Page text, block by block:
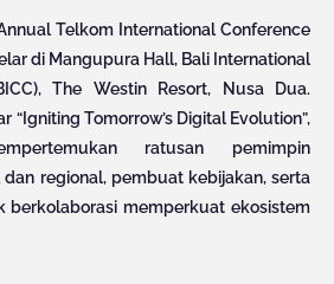
Telkom International Conference
di Mangupura Hall, Bali International
The Westin Resort, Nusa Dua.
“Igniting Tomorrow’s Digital Evolution”,
ratusan pemimpin
regional, pembuat kebijakan, serta
berkolaborasi memperkuat ekosistem